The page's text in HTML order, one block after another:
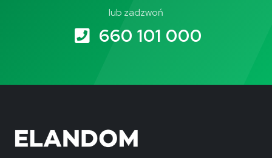
lub zadzwoń
660 101 000